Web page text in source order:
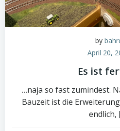
by
April 20,
Es ist
…naja so fast zumindest.
Bauzeit ist die
endlich,